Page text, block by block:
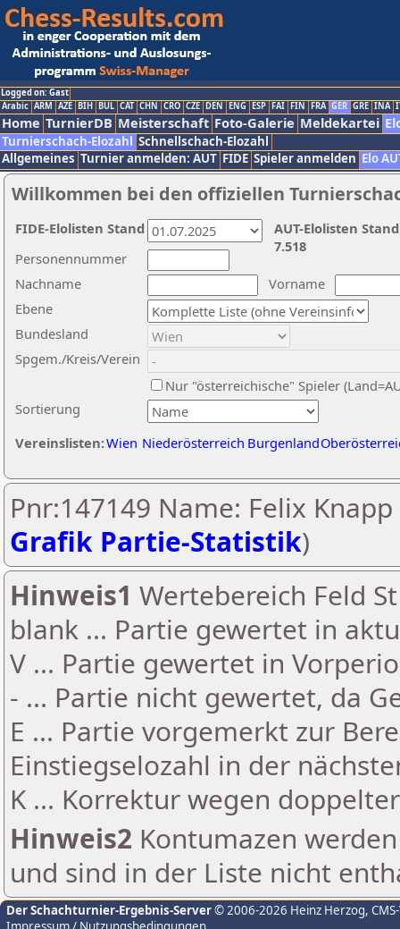
Logged on: Gast
Arabic ARM AZE BIH BUL CAT CHN CRO CZE DEN ENG ESP FAI FIN FRA GER GRE INA
Home TurnierDB Meisterschaft Foto-Galerie Meldekartei
Turnierschach-Elozahl Schnellschach-Elozahl
Allgemeines Turnier anmelden: AUT FIDE Spieler anmelden Elo
Willkommen bei den offiziellen
Nachname
Vorname
Ebene
Sortierung
Personennummer
Bundesland
Spgem./Kreis/Verein
Nur "österreichische" Spieler
Vereinslisten:Wien Niederösterreich Burgenland
AUT-Elolisten
7.518
FIDE-Elolisten Stand
Pnr:147149 Name: Felix Knapp
Grafik Partie-Statistik)
Hinweis1 Wertebereich Feld
blank ... Partie gewertet in
V ... Partie gewertet in
- ... Partie nicht gewertet, da
E ... Partie vorgemerkt zur
Einstiegselozahl in der
K ... Korrektur wegen
Hinweis2 Kontumazen
und sind in der Liste nicht
Der Schachturnier-Ergebnis-Server© 2006-2026 Heinz Herzog,